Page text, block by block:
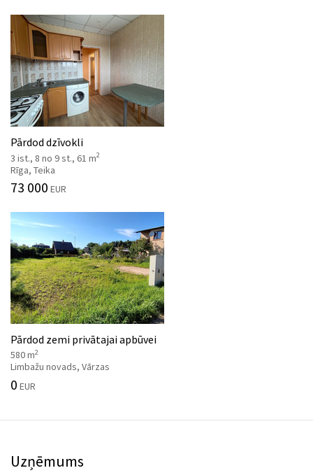
Pārdod dzīvokli
3 ist., 8 no 9 st., 61 m2
Rīga, Teika
73 000 EUR
Pārdod zemi privātajai apbūvei
580 m2
Limbažu novads, Vārzas
0 EUR
Uzņēmums